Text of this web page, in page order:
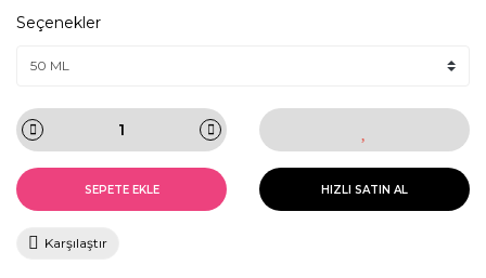
Seçenekler
SEPETE EKLE HIZLI SATIN AL
Karşılaştır